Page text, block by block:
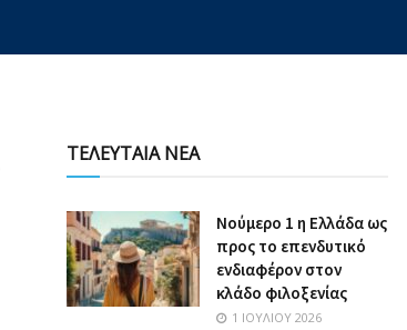
ΤΕΛΕΥΤΑΙΑ ΝΕΑ
Nούμερο 1 η Ελλάδα ως
προς το επενδυτικό
ενδιαφέρον στον
κλάδο φιλοξενίας
1 ΙΟΥΛΊΟΥ 2026